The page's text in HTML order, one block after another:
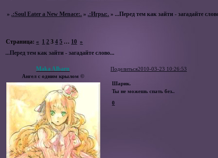
» .:Soul Eater a New Menace:. ».:Игры:. »...Перед тем как зайти - загадайте
...Перед тем как зайти - загадайте слово...
Страница: « 1 2 3 4 5 … 10 »
Поделиться2010-03-23 10:26:53
Maka Albarn
Ангел с одним крылом ©
Шарик.
Ты не можешь спать без..
0